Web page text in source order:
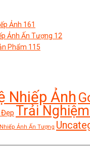
Ảnh 161
Ảnh Ấn Tượng 12
Phẩm 115
Nhiếp Ảnh
Trải
Ảnh Ấn Tượng